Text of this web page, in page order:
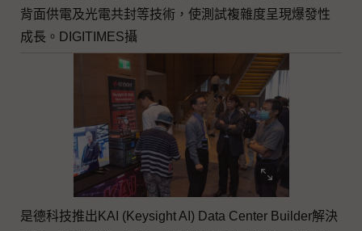
背面供電及光電共封等技術，使測試複雜度呈現爆發性
成長。DIGITIMES攝
是德科技推出KAI (Keysight AI) Data Center Builder解決